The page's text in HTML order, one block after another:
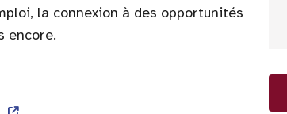
la connexion à des opportunités
encore.